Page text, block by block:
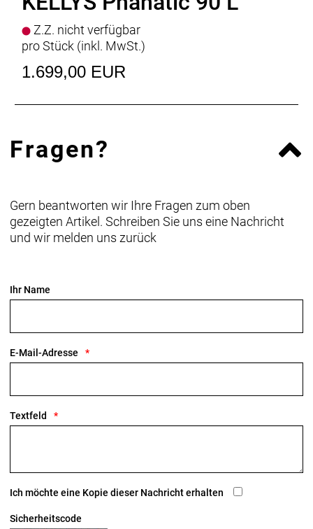
SattelstützeKLS Advanced - diam 27.2 mm / length
350 mm
SattelSELLE ROYAL Lookin Sport Visual Royalgel
Pedale alloy
Z.Z. nicht verfügbar
pro Stück (inkl. MwSt.)
1.699,00 EUR
Fragen?
Gern beantworten wir Ihre Fragen zum oben
gezeigten Artikel. Schreiben Sie uns eine Nachricht
und wir melden uns zurück
Ihr Name
E-Mail-Adresse
Textfeld
Ich möchte eine Kopie dieser Nachricht erhalten
Sicherheitscode